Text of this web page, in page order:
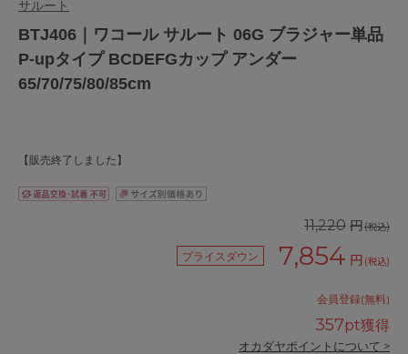
サルート
BTJ406｜ワコール サルート 06G ブラジャー単品
P-upタイプ BCDEFGカップ アンダー
65/70/75/80/85cm
【販売終了しました】
11,220 円(税込)
プライスダウン 7,854 円 (税込)
会員登録(無料)
357pt獲得
オカダヤポイントについて >